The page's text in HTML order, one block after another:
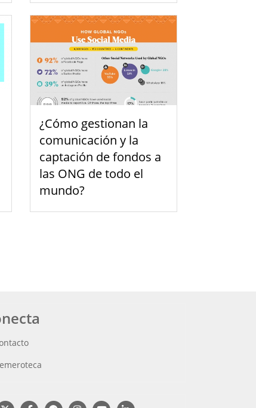
¿Cómo gestionan la
comunicación y la
captación de fondos a
las ONG de todo el
mundo?